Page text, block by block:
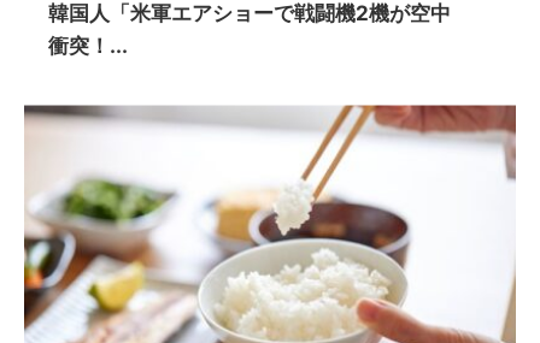
韓国人「米軍エアショーで戦闘機2機が空中
衝突！...